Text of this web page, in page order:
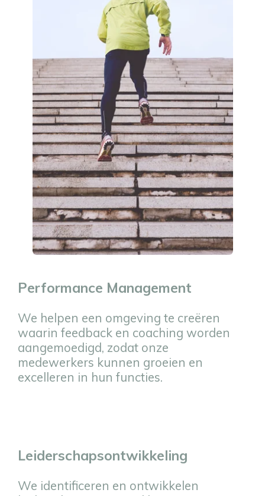
Performance Management
We helpen een omgeving te creëren
waarin feedback en coaching worden
aangemoedigd, zodat onze
medewerkers kunnen groeien en
excelleren in hun functies.
Leiderschapsontwikkeling
We identificeren en ontwikkelen